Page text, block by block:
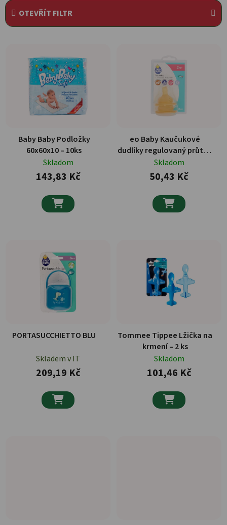
OTEVŘÍT FILTR
Baby Baby Podložky
60x60x10 – 10ks
Skladom
143,83 Kč

eo Baby Kaučukové
dudlíky regulovaný průtok
–
Skladom
50,43 Kč

PORTASUCCHIETTO BLU
Skladem v IT
209,19 Kč

Tommee Tippee Lžička na
krmení – 2 ks
Skladom
101,46 Kč
